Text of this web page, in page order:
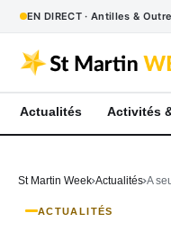
EN DIRECT · Antilles &
Actualités Activités
St Martin Week Actualités A
ACTUALITÉS